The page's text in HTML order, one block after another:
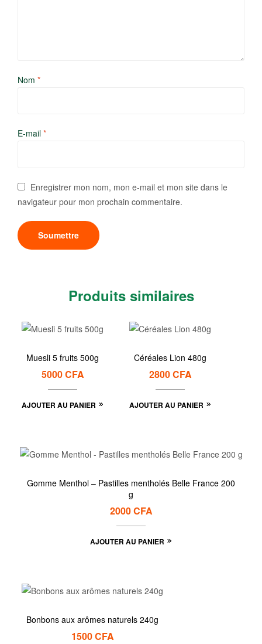
Nom *
E-mail *
Enregistrer mon nom, mon e-mail et mon site dans le
navigateur pour mon prochain commentaire.
Produits similaires
Muesli 5 fruits 500g
5000CFA
AJOUTER AU PANIER
Céréales Lion 480g
2800CFA
AJOUTER AU PANIER
Gomme Menthol – Pastilles mentholés Belle France 200
g
2000CFA
AJOUTER AU PANIER
Bonbons aux arômes naturels 240g
1500CFA